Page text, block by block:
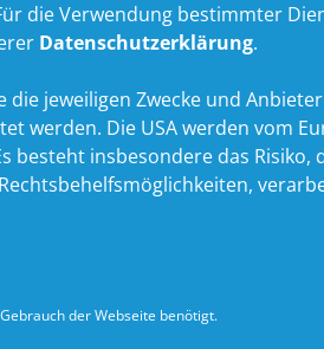
die Verwendung bestimmter
Datenschutzerklärung.
die jeweiligen Zwecke und
werden. Die USA werden vom
insbesondere das
der Webseite benötigt.